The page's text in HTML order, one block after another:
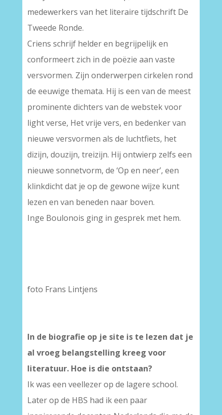
medewerkers van het literaire tijdschrift De
Tweede Ronde.
Criens schrijf helder en begrijpelijk en
conformeert zich in de poëzie aan vaste
versvormen. Zijn onderwerpen cirkelen rond
de eeuwige themata. Hij is een van de meest
prominente dichters van de webstek voor
light verse, Het vrije vers, en bedenker van
nieuwe versvormen als de luchtfiets, het
dizijn, douzijn, treizijn. Hij ontwierp zelfs een
nieuwe sonnetvorm, de ‘Op en neer’, een
klinkdicht dat je op de gewone wijze kunt
lezen en van beneden naar boven.
Inge Boulonois ging in gesprek met hem.
foto Frans Lintjens
In de biografie op je site is te lezen dat je
al vroeg belangstelling kreeg voor
literatuur. Hoe is die ontstaan?
Ik was een veellezer op de lagere school.
Later op de HBS had ik een paar